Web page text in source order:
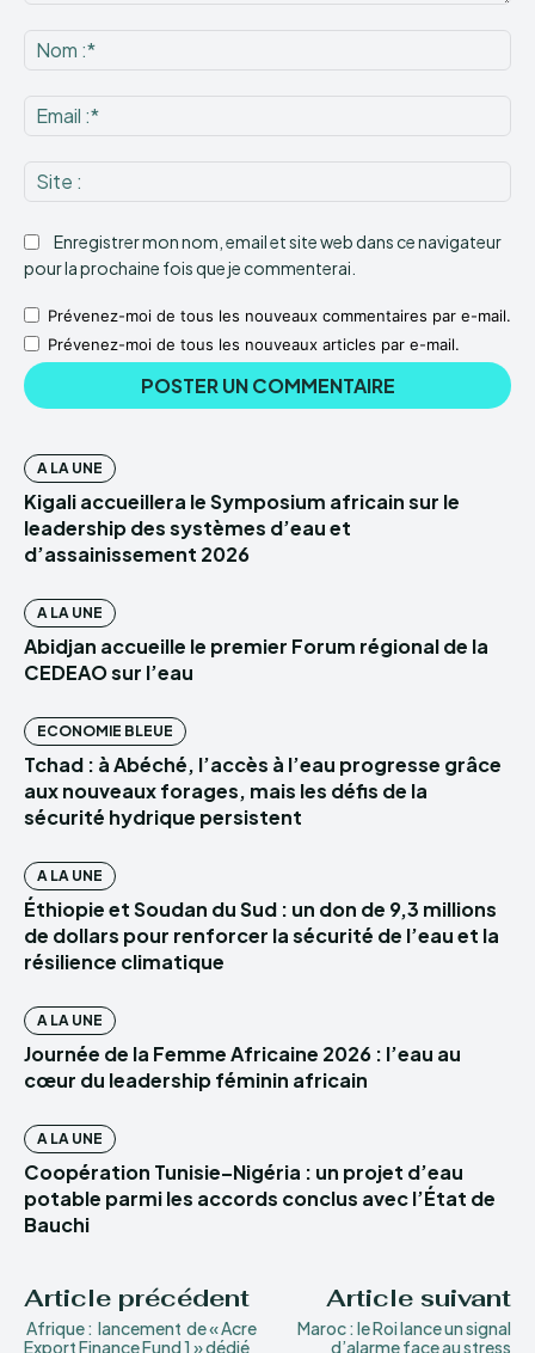
:*
:*
:
Enregistrer mon nom, email et site web dans ce navigateur
pour la prochaine fois que je commenterai.
Prévenez-moi de tous les nouveaux commentaires par e-mail.
Prévenez-moi de tous les nouveaux articles par e-mail.
A LA UNE
Kigali accueillera le Symposium africain sur le
leadership des systèmes d’eau et
d’assainissement 2026
A LA UNE
Abidjan accueille le premier Forum régional de la
CEDEAO sur l’eau
ECONOMIE BLEUE
Tchad : à Abéché, l’accès à l’eau progresse grâce
aux nouveaux forages, mais les défis de la
sécurité hydrique persistent
A LA UNE
Éthiopie et Soudan du Sud : un don de 9,3 millions
de dollars pour renforcer la sécurité de l’eau et la
résilience climatique
A LA UNE
Journée de la Femme Africaine 2026 : l’eau au
cœur du leadership féminin africain
A LA UNE
Coopération Tunisie–Nigéria : un projet d’eau
potable parmi les accords conclus avec l’État de
Bauchi
Article précédent
Afrique : lancement de « Acre
Export Finance Fund 1 » dédié
Article suivant
Maroc : le Roi lance un signal
d’alarme face au stress